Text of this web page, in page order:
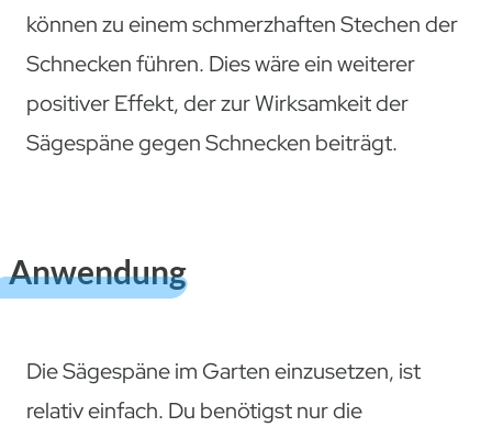
können zu einem schmerzhaften Stechen der
Schnecken führen. Dies wäre ein weiterer
positiver Effekt, der zur Wirksamkeit der
Sägespäne gegen Schnecken beiträgt.
Anwendung
Die Sägespäne im Garten einzusetzen, ist
relativ einfach. Du benötigst nur die